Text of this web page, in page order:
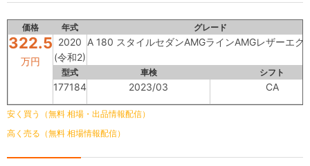
価格 年式 グレード
322.5
万円
2020
(令和2)
A 180 スタイルセダンAMGラインAMGレザーエク
型式 車検 シフト
177184 2023/03 CA
安く買う（無料 相場・出品情報配信）
高く売る（無料 相場情報配信）